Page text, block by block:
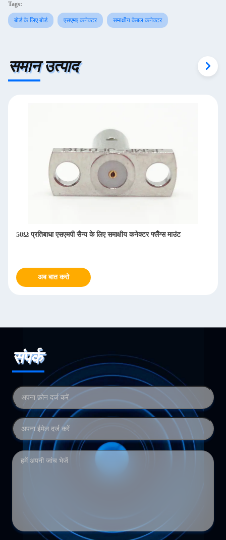
Tags:
बोर्ड के लिए बोर्ड एसएमए कनेक्टर समाक्षीय केबल कनेक्टर
समान उत्पाद
50Ω प्रतिबाधा एसएमपी सैन्य के लिए समाक्षीय कनेक्टर फ्लैंग्स माउंट
अब बात करो
संपर्क